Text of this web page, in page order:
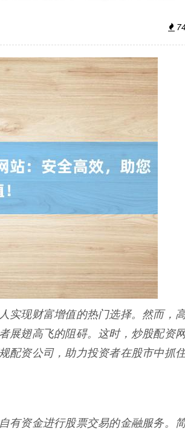
实现财富增值的热门选择。然而，
展翅高飞的阻碍。这时，炒股配资
配资公司，助力投资者在股市中抓
有资金进行股票交易的金融服务。